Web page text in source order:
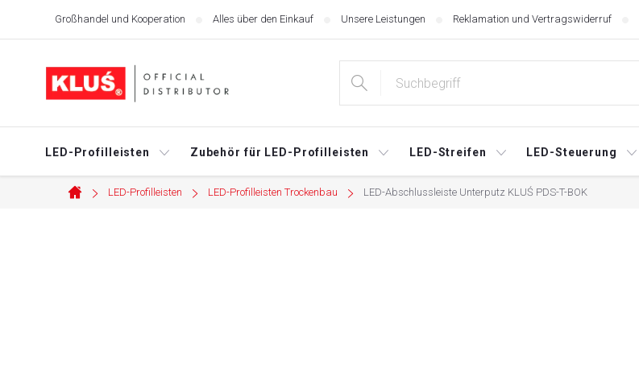
Großhandel und Kooperation Alles über den Einkauf Unsere Leistungen Reklamation und Vertragswiderruf
LED-Profilleisten Zubehör für LED-Profilleisten LED-Streifen LED-Steuerung
Startseite
LED-Profilleisten LED-Profilleisten Trockenbau LED-Abschlussleiste Unterputz KLUŚ PDS-T-BOK